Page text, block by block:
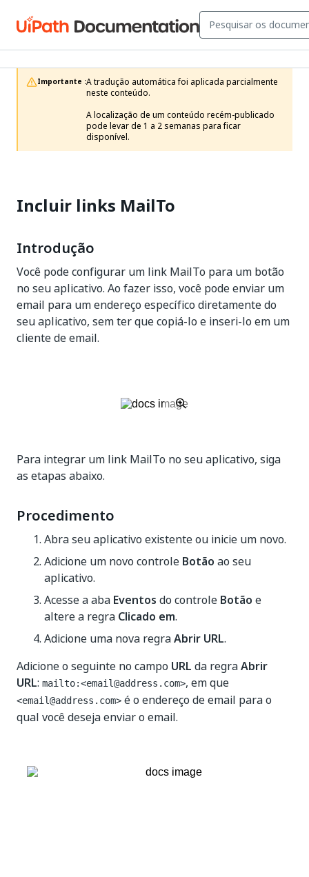
Importante :A tradução automática foi aplicada parcialmente
neste conteúdo.
A localização de um conteúdo recém-publicado
pode levar de 1 a 2 semanas para ficar
disponível.
Incluir links MailTo
Introdução
Você pode configurar um link MailTo para um botão
no seu aplicativo. Ao fazer isso, você pode enviar um
email para um endereço específico diretamente do
seu aplicativo, sem ter que copiá-lo e inseri-lo em um
cliente de email.
Para integrar um link MailTo no seu aplicativo, siga
as etapas abaixo.
Procedimento
Abra seu aplicativo existente ou inicie um novo.
Adicione um novo controle Botão ao seu
aplicativo.
Acesse a aba Eventos do controle Botão e
altere a regra Clicado em.
Adicione uma nova regraAbrir URL.
Adicione o seguinte no campo URL da regraAbrir
URL: mailto:<email@address.com>, em que
<email@address.com> é o endereço de email para o
qual você deseja enviar o email.